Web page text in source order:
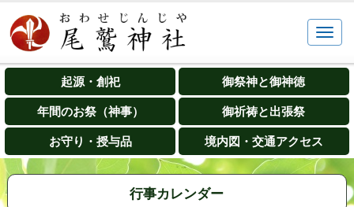
起源・創祀 御祭神と御神徳
年間のお祭（神事） 御祈祷と出張祭
お守り・授与品 境内図・交通アクセス
行事カレンダー